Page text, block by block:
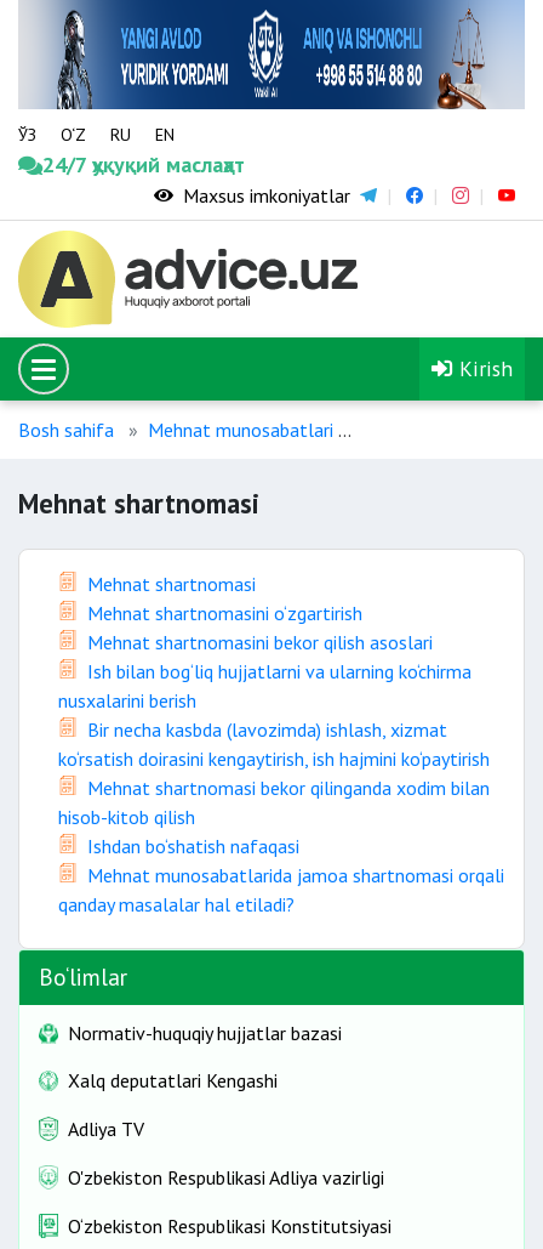
ЎЗ O‘Z RU EN
24/7 ҳуқуқий маслаҳат
Maxsus imkoniyatlar
Kirish
Bosh sahifa Mehnat munosabatlari
Mehnat shartnomasi
Mehnat shartnomasi
Mehnat shartnomasini o‘zgartirish
Mehnat shartnomasini bekor qilish asoslari
Ish bilan bog‘liq hujjatlarni va ularning ko‘chirma
nusxalarini berish
Bir necha kasbda (lavozimda) ishlash, xizmat
ko‘rsatish doirasini kengaytirish, ish hajmini ko‘paytirish
Mehnat shartnomasi bekor qilinganda xodim bilan
hisob-kitob qilish
Ishdan bo‘shatish nafaqasi
Mehnat munosabatlarida jamoa shartnomasi orqali
qanday masalalar hal etiladi?
Bo‘limlar
Normativ-huquqiy hujjatlar bazasi
Xalq deputatlari Kengashi
Adliya TV
O'zbekiston Respublikasi Adliya vazirligi
O‘zbekiston Respublikasi Konstitutsiyasi